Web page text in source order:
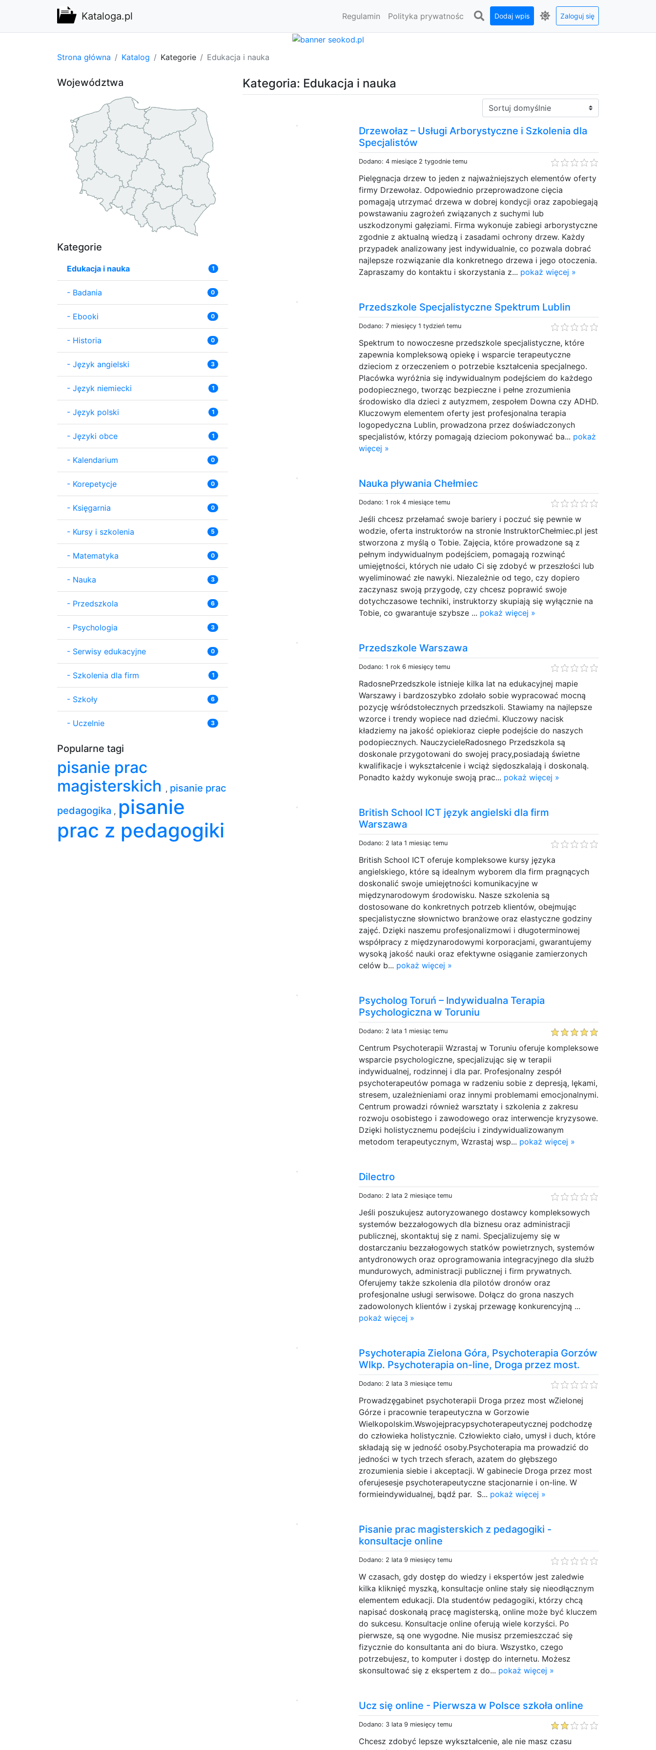
Kataloga.pl Regulamin Polityka prywatnośc Dodaj wpis Zaloguj się
Strona główna Katalog Kategorie Edukacja i nauka
Kategoria: Edukacja i nauka
Sortuj:
Drzewołaz – Usługi Arborystyczne i Szkolenia dla
Specjalistów
Dodano: 4 miesiące 2 tygodnie temu
Pielęgnacja drzew to jeden z najważniejszych elementów oferty
firmy Drzewołaz. Odpowiednio przeprowadzone cięcia
pomagają utrzymać drzewa w dobrej kondycji oraz zapobiegają
powstawaniu zagrożeń związanych z suchymi lub
uszkodzonymi gałęziami. Firma wykonuje zabiegi arborystyczne
zgodnie z aktualną wiedzą i zasadami ochrony drzew. Każdy
przypadek analizowany jest indywidualnie, co pozwala dobrać
najlepsze rozwiązanie dla konkretnego drzewa i jego otoczenia.
Zapraszamy do kontaktu i skorzystania z... pokaż więcej »
Przedszkole Specjalistyczne Spektrum Lublin
Dodano: 7 miesięcy 1 tydzień temu
Spektrum to nowoczesne przedszkole specjalistyczne, które
zapewnia kompleksową opiekę i wsparcie terapeutyczne
dzieciom z orzeczeniem o potrzebie kształcenia specjalnego.
Placówka wyróżnia się indywidualnym podejściem do każdego
podopiecznego, tworząc bezpieczne i pełne zrozumienia
środowisko dla dzieci z autyzmem, zespołem Downa czy ADHD.
Kluczowym elementem oferty jest profesjonalna terapia
logopedyczna Lublin, prowadzona przez doświadczonych
specjalistów, którzy pomagają dzieciom pokonywać ba... pokaż
więcej »
Nauka pływania Chełmiec
Dodano: 1 rok 4 miesiące temu
Jeśli chcesz przełamać swoje bariery i poczuć się pewnie w
wodzie, oferta instruktorów na stronie InstruktorChełmiec.pl jest
stworzona z myślą o Tobie. Zajęcia, które prowadzone są z
pełnym indywidualnym podejściem, pomagają rozwinąć
umiejętności, których nie udało Ci się zdobyć w przeszłości lub
wyeliminować złe nawyki. Niezależnie od tego, czy dopiero
zaczynasz swoją przygodę, czy chcesz poprawić swoje
dotychczasowe techniki, instruktorzy skupiają się wyłącznie na
Tobie, co gwarantuje szybsze ... pokaż więcej »
Przedszkole Warszawa
Dodano: 1 rok 6 miesięcy temu
RadosnePrzedszkole istnieje kilka lat na edukacyjnej mapie
Warszawy i bardzoszybko zdołało sobie wypracować mocną
pozycję wśródstołecznych przedszkoli. Stawiamy na najlepsze
wzorce i trendy wopiece nad dziećmi. Kluczowy nacisk
kładziemy na jakość opiekioraz ciepłe podejście do naszych
podopiecznych. NauczycieleRadosnego Przedszkola są
doskonale przygotowani do swojej pracy,posiadają świetne
kwalifikacje i wykształcenie i wciąż siędoszkalają i doskonalą.
Ponadto każdy wykonuje swoją prac... pokaż więcej »
British School ICT język angielski dla firm
Warszawa
Dodano: 2 lata 1 miesiąc temu
British School ICT oferuje kompleksowe kursy języka
angielskiego, które są idealnym wyborem dla firm pragnących
doskonalić swoje umiejętności komunikacyjne w
międzynarodowym środowisku. Nasze szkolenia są
dostosowane do konkretnych potrzeb klientów, obejmując
specjalistyczne słownictwo branżowe oraz elastyczne godziny
zajęć. Dzięki naszemu profesjonalizmowi i długoterminowej
współpracy z międzynarodowymi korporacjami, gwarantujemy
wysoką jakość nauki oraz efektywne osiąganie zamierzonych
celów b... pokaż więcej »
Psycholog Toruń – Indywidualna Terapia
Psychologiczna w Toruniu
Dodano: 2 lata 1 miesiąc temu
Centrum Psychoterapii Wzrastaj w Toruniu oferuje kompleksowe
wsparcie psychologiczne, specjalizując się w terapii
indywidualnej, rodzinnej i dla par. Profesjonalny zespół
psychoterapeutów pomaga w radzeniu sobie z depresją, lękami,
stresem, uzależnieniami oraz innymi problemami emocjonalnymi.
Centrum prowadzi również warsztaty i szkolenia z zakresu
rozwoju osobistego i zawodowego oraz interwencje kryzysowe.
Dzięki holistycznemu podejściu i zindywidualizowanym
metodom terapeutycznym, Wzrastaj wsp... pokaż więcej »
Dilectro
Dodano: 2 lata 2 miesiące temu
Jeśli poszukujesz autoryzowanego dostawcy kompleksowych
systemów bezzałogowych dla biznesu oraz administracji
publicznej, skontaktuj się z nami. Specjalizujemy się w
dostarczaniu bezzałogowych statków powietrznych, systemów
antydronowych oraz oprogramowania integracyjnego dla służb
mundurowych, administracji publicznej i firm prywatnych.
Oferujemy także szkolenia dla pilotów dronów oraz
profesjonalne usługi serwisowe. Dołącz do grona naszych
zadowolonych klientów i zyskaj przewagę konkurencyjną ...
pokaż więcej »
Psychoterapia Zielona Góra, Psychoterapia Gorzów
Wlkp. Psychoterapia on-line, Droga przez most.
Dodano: 2 lata 3 miesiące temu
Prowadzęgabinet psychoterapii Droga przez most wZielonej
Górze i pracownie terapeutyczna w Gorzowie
Wielkopolskim.Wswojejpracypsychoterapeutycznej podchodzę
do człowieka holistycznie. Człowiekto ciało, umysł i duch, które
składają się w jedność osoby.Psychoterapia ma prowadzić do
jedności w tych trzech sferach, azatem do głębszego
zrozumienia siebie i akceptacji. W gabinecie Droga przez most
oferujesesje psychoterapeutyczne stacjonarnie i on-line. W
formieindywidualnej, bądź par. S... pokaż więcej »
Pisanie prac magisterskich z pedagogiki -
konsultacje online
Dodano: 2 lata 9 miesięcy temu
W czasach, gdy dostęp do wiedzy i ekspertów jest zaledwie
kilka kliknięć myszką, konsultacje online stały się nieodłącznym
elementem edukacji. Dla studentów pedagogiki, którzy chcą
napisać doskonałą pracę magisterską, online może być kluczem
do sukcesu. Konsultacje online oferują wiele korzyści. Po
pierwsze, są one wygodne. Nie musisz przemieszczać się
fizycznie do konsultanta ani do biura. Wszystko, czego
potrzebujesz, to komputer i dostęp do internetu. Możesz
skonsultować się z ekspertem z do... pokaż więcej »
Ucz się online - Pierwsza w Polsce szkoła online
Dodano: 3 lata 9 miesięcy temu
Chcesz zdobyć lepsze wykształcenie, ale nie masz czasu
Województwa
Kategorie
Edukacja i nauka 1
- Badania 0
- Ebooki 0
- Historia 0
- Język angielski 3
- Język niemiecki 1
- Język polski 1
- Języki obce 1
- Kalendarium 0
- Korepetycje 0
- Księgarnia 0
- Kursy i szkolenia 5
- Matematyka 0
- Nauka 3
- Przedszkola 6
- Psychologia 3
- Serwisy edukacyjne 0
- Szkolenia dla firm 1
- Szkoły 6
- Uczelnie 3
Popularne tagi
pisanie prac
magisterskich , pisanie prac
pedagogika , pisanie
prac z pedagogiki